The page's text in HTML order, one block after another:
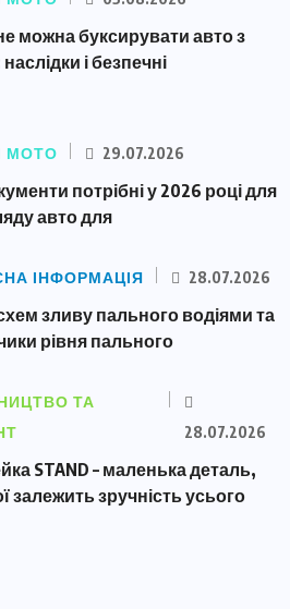
можна буксирувати авто з
і безпечні
МОТО 29.07.2026
потрібні у 2026 році для
авто для
ІНФОРМАЦІЯ 28.07.2026
зливу пального водіями та
рівня пального
ТА
28.07.2026
STAND – маленька деталь,
залежить зручність усього